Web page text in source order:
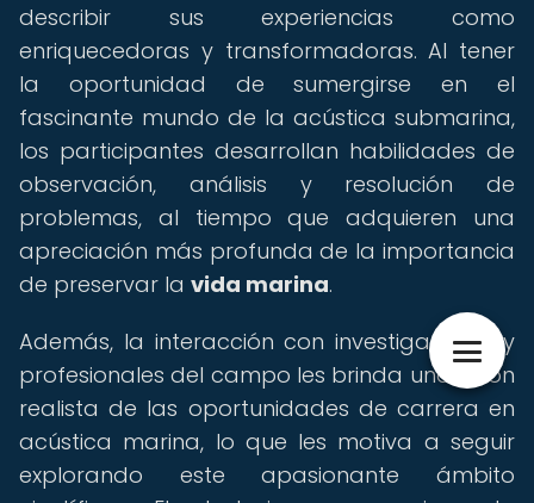
describir sus experiencias como
enriquecedoras y transformadoras. Al tener
la oportunidad de sumergirse en el
fascinante mundo de la acústica submarina,
los participantes desarrollan habilidades de
observación, análisis y resolución de
problemas, al tiempo que adquieren una
apreciación más profunda de la importancia
de preservar la vida marina.
Además, la interacción con investigadores y
profesionales del campo les brinda una visión
realista de las oportunidades de carrera en
acústica marina, lo que les motiva a seguir
explorando este apasionante ámbito